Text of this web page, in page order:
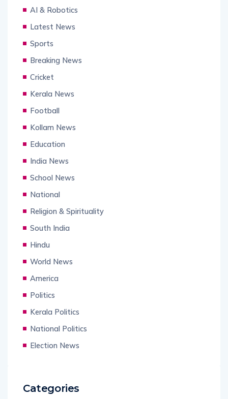
AI & Robotics
Latest News
Sports
Breaking News
Cricket
Kerala News
Football
Kollam News
Education
India News
School News
National
Religion & Spirituality
South India
Hindu
World News
America
Politics
Kerala Politics
National Politics
Election News
Categories